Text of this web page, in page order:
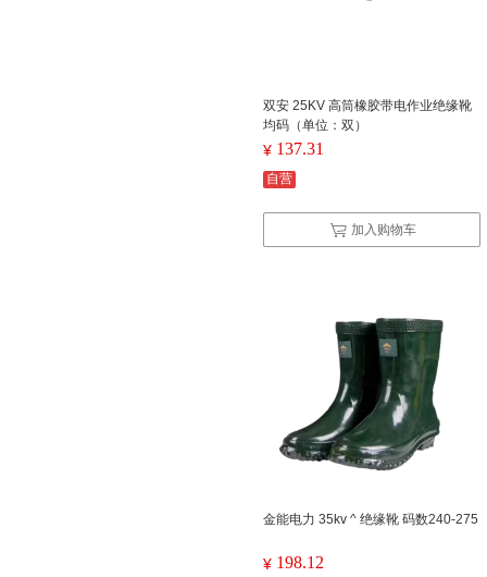
双安 25KV 高筒橡胶带电作业绝缘靴
均码（单位：双）
¥ 137.31
自营
加入购物车
金能电力 35kv ^ 绝缘靴 码数240-275
¥ 198.12